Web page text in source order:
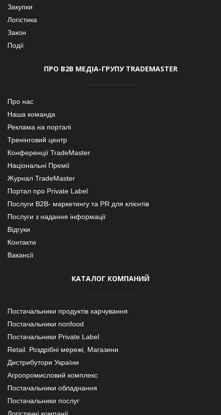
Закупки
Логістика
Закон
Події
ПРО В2В МЕДІА-ГРУПУ TRADEMASTER
Про нас
Наша команда
Реклама на порталі
Тренінговий центр
Конференції TradeMaster
Національні Премії
Журнал TradeMaster
Портал про Private Label
Послуги В2В- маркетингу та PR для клієнтів
Послуги з надання інформації
Відгуки
Контакти
Вакансії
КАТАЛОГ КОМПАНИЙ
Постачальники продуктів харчування
Постачальники nonfood
Постачальники Private Label
Retail. Роздрібні мережі, Магазини
Дистрибутори України
Агропромисловий комплекс
Постачальники обладнання
Постачальники послуг
Логістичні компанії